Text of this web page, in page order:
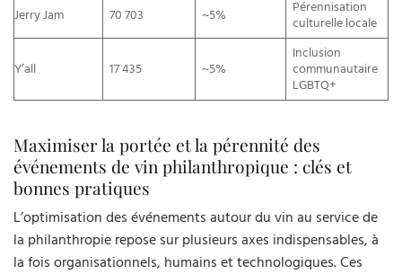
Jerry Jam 70 703 ~5%
Pérennisation
culturelle locale
Y’all 17 435 ~5%
Inclusion
communautaire
LGBTQ+
Maximiser la portée et la pérennité des
événements de vin philanthropique : clés et
bonnes pratiques
L’optimisation des événements autour du vin au service de
la philanthropie repose sur plusieurs axes indispensables, à
la fois organisationnels, humains et technologiques. Ces